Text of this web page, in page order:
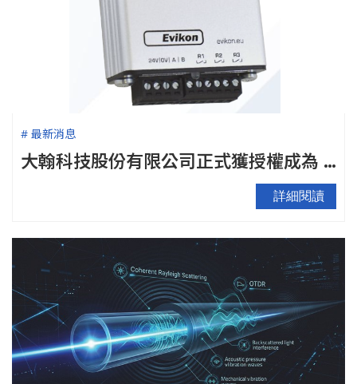
# 最新消息
大翰科技股份有限公司正式獲授權成為 Evikon MCI 台灣地區代理商 —代理儲能案場安全偵測器
詳細閱讀